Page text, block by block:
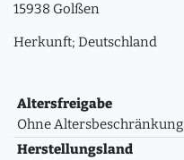
15938 Golßen
Herkunft; Deutschland
Altersfreigabe
Ohne Altersbeschränkung
Herstellungsland